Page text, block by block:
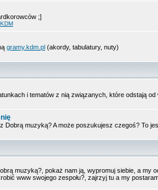
;]
gramy.kdm.pl (akordy, tabulatury, nuty)
i tematów z nią związanych, które odstają od
Dobrą muzyką? A może poszukujesz czegoś? To
muzyką?, pokaż nam ją, wypromuj siebie, a my
www swojego zespołu?, zajrzyj tu a my